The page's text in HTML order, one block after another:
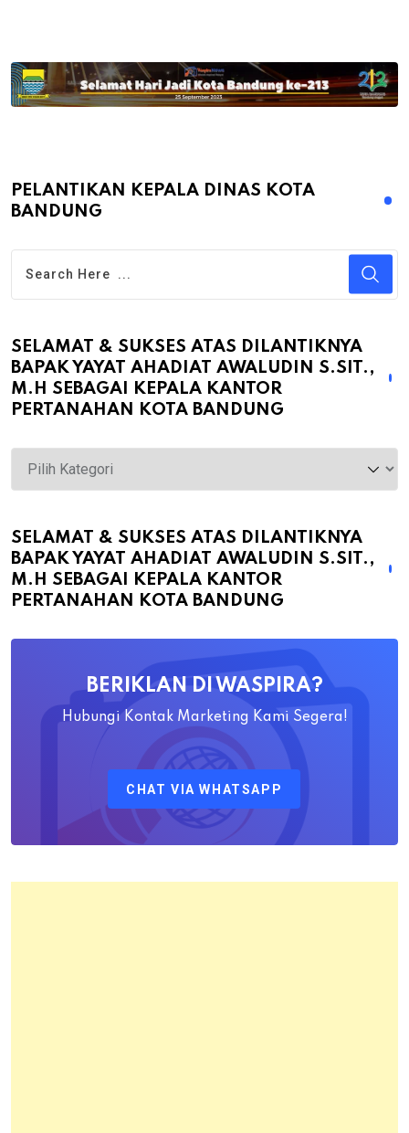
PELANTIKAN KEPALA DINAS KOTA
BANDUNG
SELAMAT & SUKSES ATAS DILANTIKNYA
BAPAK YAYAT AHADIAT AWALUDIN S.SIT.,
M.H SEBAGAI KEPALA KANTOR
PERTANAHAN KOTA BANDUNG
atas
Dilantiknya
Bapak
Ahadiat
Pertanahan
Kota
SELAMAT & SUKSES ATAS DILANTIKNYA
BAPAK YAYAT AHADIAT AWALUDIN S.SIT.,
M.H SEBAGAI KEPALA KANTOR
PERTANAHAN KOTA BANDUNG
BERIKLAN DI WASPIRA?
Hubungi Kontak Marketing Kami Segera!
CHAT VIA WHATSAPP